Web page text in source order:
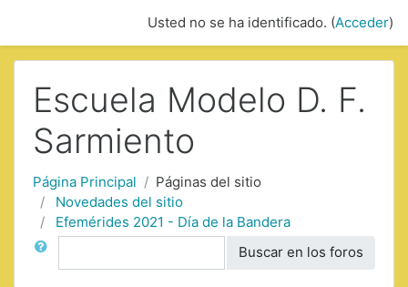
Usted no se ha identificado. (Acceder)
Escuela Modelo D. F.
Sarmiento
Página Principal
Páginas del sitio
Novedades del sitio
Efemérides 2021 - Día de la Bandera
Buscar
Buscar en los foros